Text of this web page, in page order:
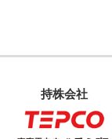
持株会社